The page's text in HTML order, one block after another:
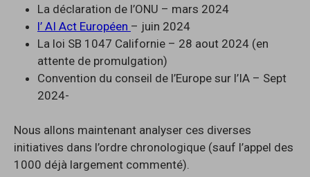
La déclaration de l’ONU – mars 2024
l’ AI Act Européen – juin 2024
La loi SB 1047 Californie – 28 aout 2024 (en
attente de promulgation)
Convention du conseil de l’Europe sur l’IA – Sept
2024-
Nous allons maintenant analyser ces diverses
initiatives dans l’ordre chronologique (sauf l’appel des
1000 déjà largement commenté).